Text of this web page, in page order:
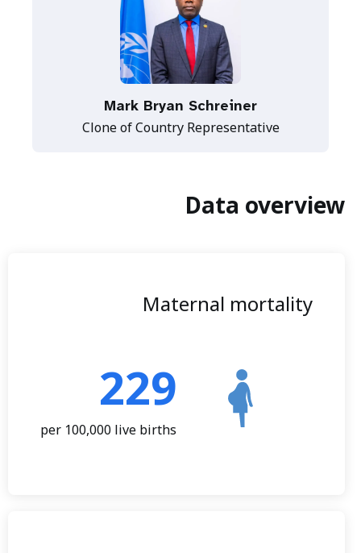
Mark Bryan Schreiner
Clone of Country Representative
Data overview
Maternal mortality
229
per 100,000 live births